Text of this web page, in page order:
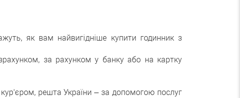
як вам найвигідніше купити годинник з
за рахунком у банку або на картку
решта України – за допомогою послуг